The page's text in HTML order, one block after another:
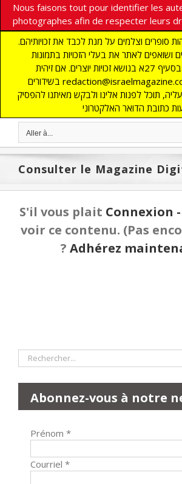
Nous faisons tout pour identifier les
photographes afin de respecter leurs
סופרים וצלמים על מנת לכבד את זכויותיהם.
ושואפים לאתר את בעלי הזכויות בתמונות
המגיעות אלינו כנדרש בסעיף 27א בנושא זכויות יוצרים. אם זיהית
בשידורים redaction@israelmagazine.co.il שלנו תמונה שאתה
עליה, תוכל לפנות אלינו ולבקש מאיתנו להפסיק
כתובת הדואר האלקטרוני
Aller à...
Consulter le Magazine
S'il vous plait Connexion
voir ce contenu. (Pas
? Adhérez
Rechercher:
Abonnez-vous à notre
Prénom *
Courriel *